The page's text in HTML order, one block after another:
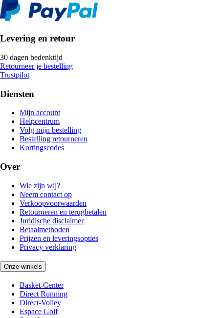
Levering en retour
30 dagen bedenktijd
Retourneer je bestelling
Trustpilot
Diensten
Mijn account
Helpcentrum
Volg mijn bestelling
Bestelling retourneren
Kortingscodes
Over
Wie zijn wij?
Neem contact op
Verkoopvoorwaarden
Retourneren en terugbetalen
Juridische disclaimer
Betaalmethoden
Prijzen en leveringsopties
Privacy verklaring
Onze winkels
Basket-Center
Direct Running
Direct-Volley
Espace Golf